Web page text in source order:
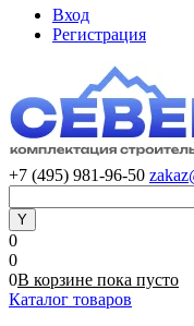
Вход
Регистрация
+7 (495) 981-96-50
0
0
0В корзине пока пусто
Каталог товаров